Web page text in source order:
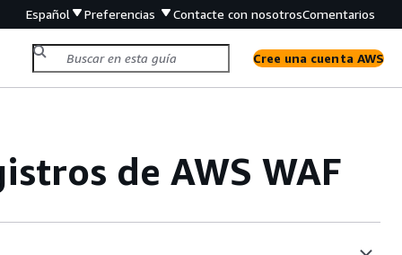
Español Preferencias Contacte con nosotrosComentarios
Cree una cuenta AWS
de AWS WAF